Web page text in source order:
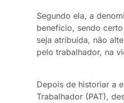
Segundo ela, a
benefício, sendo
seja atribuída, não
pelo trabalhador, na
Depois de historiar a
Trabalhador (PAT),